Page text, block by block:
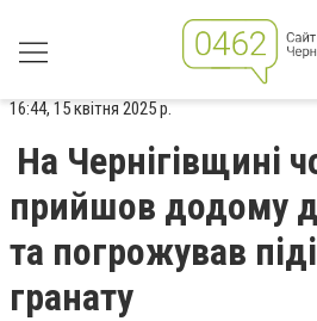
16:44, 15 квітня 2025 р.
На Чернігівщині
прийшов додому
та погрожував
гранату